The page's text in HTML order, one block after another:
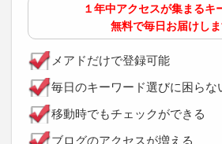
１年中アクセスが集まるキ
無料で毎日お届けしま
メアドだけで登録可能
毎日のキーワード選びに困らな
移動時でもチェックができる
ブログのアクセスが増える